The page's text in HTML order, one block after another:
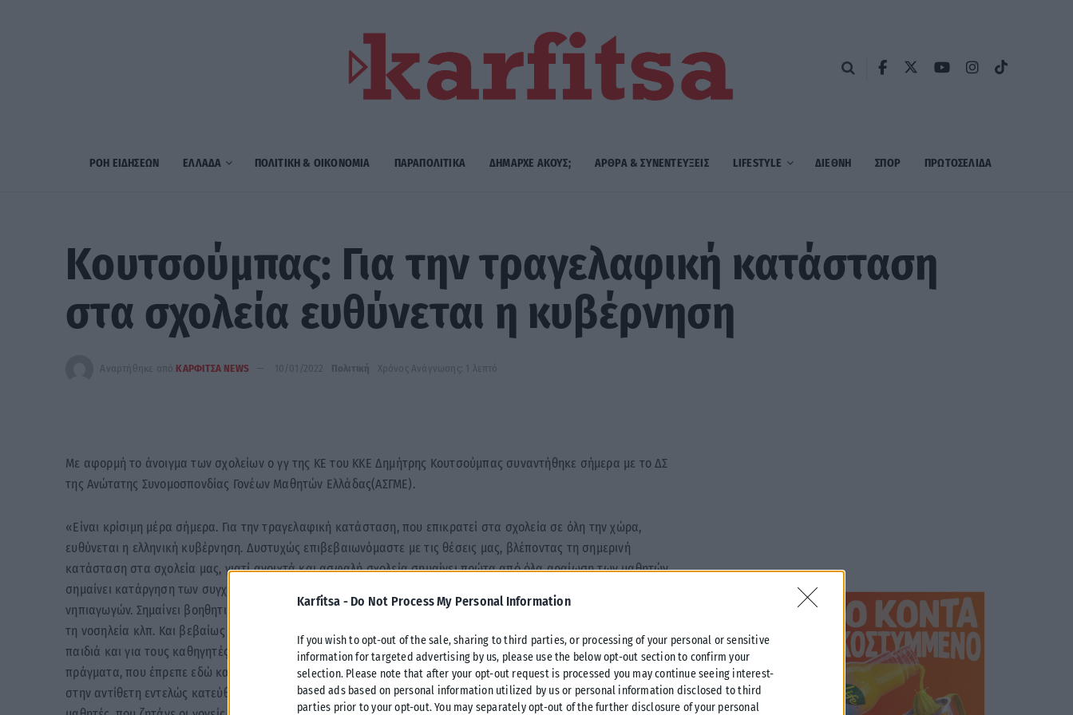
Karfitsa - Do Not Process My Personal Information
If you wish to opt-out of the sale, sharing to third parties, or processing of your personal or sensitive
information for targeted advertising by us, please use the below opt-out section to confirm your
selection. Please note that after your opt-out request is processed you may continue seeing interest-
based ads based on personal information utilized by us or personal information disclosed to third
parties prior to your opt-out. You may separately opt-out of the further disclosure of your personal
ΡΟΗ ΕΙΔΗΣΕΩΝ ΕΛΛΑΔΑ ΠΟΛΙΤΙΚΗ & ΟΙΚΟΝΟΜΙΑ ΠΑΡΑΠΟΛΙΤΙΚΑ ΔΗΜΑΡΧE ΑΚΟΥΣ; ΑΡΘΡΑ & ΣΥΝΕΝΤΕΥΞΕΙΣ LIFESTYLE ΔΙΕΘΝΗ ΣΠΟΡ ΠΡΩΤΟΣΈΛΙΔΑ
Κουτσούμπας: Για την τραγελαφική κατάσταση
στα σχολεία ευθύνεται η κυβέρνηση
Αναρτήθηκε από ΚΑΡΦΙΤΣΑ NEWS 10/01/2022 Πολιτική Χρόνος Ανάγνωσης: 1 λεπτό
Με αφορμή το άνοιγμα των σχολείων ο γγ της ΚΕ του ΚΚΕ Δημήτρης Κουτσούμπας συναντήθηκε σήμερα με το ΔΣ
της Ανώτατης Συνομοσπονδίας Γονέων Μαθητών Ελλάδας(ΑΣΓΜΕ).
«Είναι κρίσιμη μέρα σήμερα. Για την τραγελαφική κατάσταση, που επικρατεί στα σχολεία σε όλη την χώρα,
ευθύνεται η ελληνική κυβέρνηση. Δυστυχώς επιβεβαιωνόμαστε με τις θέσεις μας, βλέποντας τη σημερινή
κατάσταση στα σχολεία μας, γιατί ανοιχτά και ασφαλή σχολεία σημαίνει πρώτα από όλα αραίωση των μαθητών,
σημαίνει κατάργηση των συγχωνεύσεων, σημαίνει προσλήψεις μαζικά εκπαιδευτικών, δασκάλων, καθηγητών,
νηπιαγωγών. Σημαίνει βοηθητικό προσωπικό πολύ περισσότερο με νέες προσλήψεις και στην καθαριότητα και για
τη νοσηλεία κλπ. Και βεβαίως σημαίνει μαζικά, δωρεάν και επαναλαμβανόμενα τεστ για όλους και όλες, για όλα τα
παιδιά και για τους καθηγητές και τους δασκάλους τους, με ευθύνη του ΕΟΔΥ. Αυτά είναι ορισμένα στοιχειώδη
πράγματα, που έπρεπε εδώ και πάρα πολύ καιρό να τα έχει προχωρήσει η κυβέρνηση, η οποία δυστυχώς κινείται
στην αντίθετη εντελώς κατεύθυνση από όλα αυτά, από αυτά που ζητάει το εκπαιδευτικό κίνημα, που ζητάνε οι